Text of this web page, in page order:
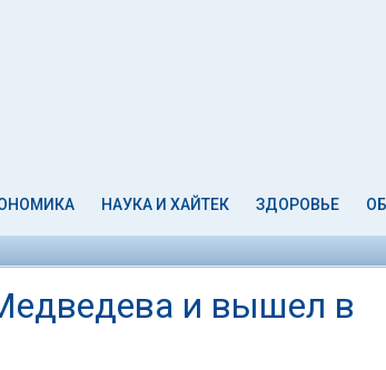
НАУКА И ХАЙТЕК ЗДОРОВЬЕ
и вышел в